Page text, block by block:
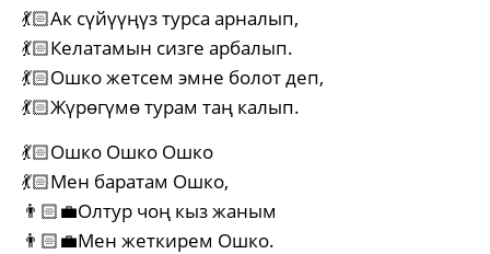
💃🏻Ак сүйүүңүз турса арналып,
💃🏻Келатамын сизге арбалып.
💃🏻Ошко жетсем эмне болот деп,
💃🏻Жүрөгүмө турам таң калып.
💃🏻Ошко Ошко Ошко
💃🏻Мен баратам Ошко,
👨🏻‍💼Олтур чоң кыз жаным
👨🏻‍💼Мен жеткирем Ошко.